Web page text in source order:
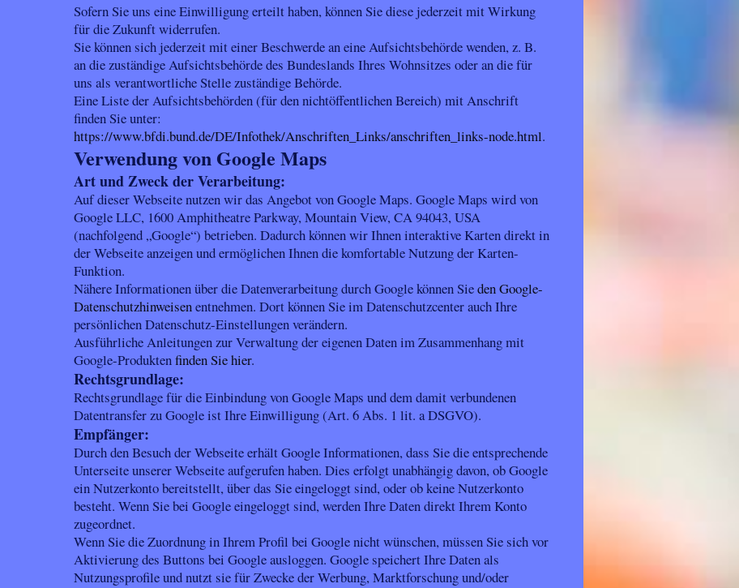
Sofern Sie uns eine Einwilligung erteilt haben, können Sie diese jederzeit mit Wirkung
für die Zukunft widerrufen.
Sie können sich jederzeit mit einer Beschwerde an eine Aufsichtsbehörde wenden, z. B.
an die zuständige Aufsichtsbehörde des Bundeslands Ihres Wohnsitzes oder an die für
uns als verantwortliche Stelle zuständige Behörde.
Eine Liste der Aufsichtsbehörden (für den nichtöffentlichen Bereich) mit Anschrift
finden Sie unter:
https://www.bfdi.bund.de/DE/Infothek/Anschriften_Links/anschriften_links-node.html.
Verwendung von Google Maps
Art und Zweck der Verarbeitung:
Auf dieser Webseite nutzen wir das Angebot von Google Maps. Google Maps wird von
Google LLC, 1600 Amphitheatre Parkway, Mountain View, CA 94043, USA
(nachfolgend „Google“) betrieben. Dadurch können wir Ihnen interaktive Karten direkt in
der Webseite anzeigen und ermöglichen Ihnen die komfortable Nutzung der Karten-
Funktion.
Nähere Informationen über die Datenverarbeitung durch Google können Sieden Google-
Datenschutzhinweisenentnehmen. Dort können Sie im Datenschutzcenter auch Ihre
persönlichen Datenschutz-Einstellungen verändern.
Ausführliche Anleitungen zur Verwaltung der eigenen Daten im Zusammenhang mit
Google-Produktenfinden Sie hier.
Rechtsgrundlage:
Rechtsgrundlage für die Einbindung von Google Maps und dem damit verbundenen
Datentransfer zu Google ist Ihre Einwilligung (Art. 6 Abs. 1 lit. a DSGVO).
Empfänger:
Durch den Besuch der Webseite erhält Google Informationen, dass Sie die entsprechende
Unterseite unserer Webseite aufgerufen haben. Dies erfolgt unabhängig davon, ob Google
ein Nutzerkonto bereitstellt, über das Sie eingeloggt sind, oder ob keine Nutzerkonto
besteht. Wenn Sie bei Google eingeloggt sind, werden Ihre Daten direkt Ihrem Konto
zugeordnet.
Wenn Sie die Zuordnung in Ihrem Profil bei Google nicht wünschen, müssen Sie sich vor
Aktivierung des Buttons bei Google ausloggen. Google speichert Ihre Daten als
Nutzungsprofile und nutzt sie für Zwecke der Werbung, Marktforschung und/oder